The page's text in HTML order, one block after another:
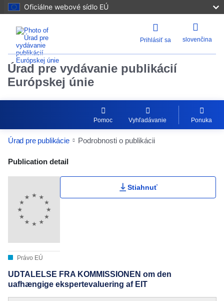
Oficiálne webové sídlo EÚ
Prihlásiť sa slovenčina
Úrad pre vydávanie publikácií
Európskej únie
Pomoc Vyhľadávanie Ponuka
Úrad pre publikácie Podrobnosti o publikácii
Publication Detail Actions Portlet
Publication detail
Právo EÚ
Stiahnuť
UDTALELSE FRA KOMMISSIONEN om den
uafhængige ekspertevaluering af EIT